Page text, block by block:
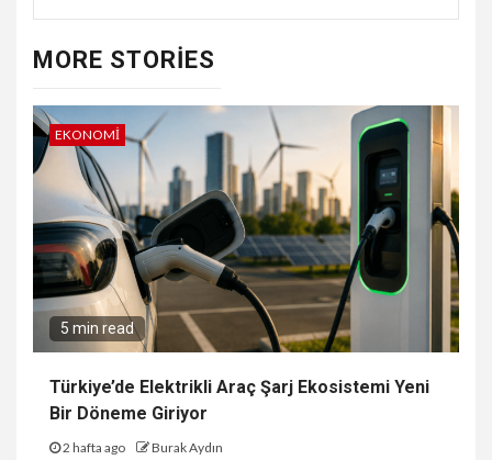
MORE STORIES
EKONOMI
5 min read
Türkiye’de Elektrikli Araç Şarj Ekosistemi Yeni
Bir Döneme Giriyor
2 hafta ago Burak Aydın